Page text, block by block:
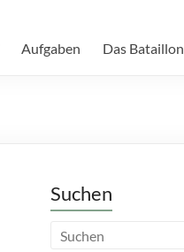
Aufgaben Das Bataillon
Suchen